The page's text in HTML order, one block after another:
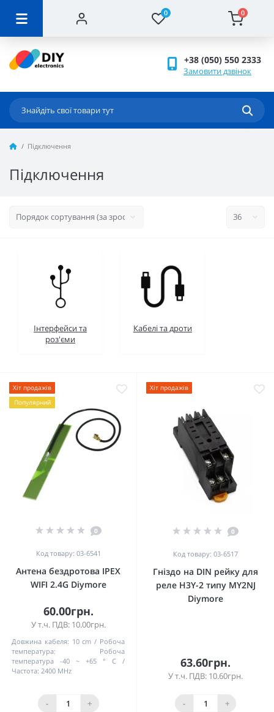
0 0
+38 (050) 550 2333
Замовити дзвінок
Підключення
Підключення
Інтерфейси та
роз'єми
Кабелі та дроти
Хіт продажів
Популярний
0
Код товару: 03-6541
Антена бездротова IPEX
WIFI 2.4G Diymore
60.00грн.
У т.ч. ПДВ: 10.00грн.
Довжина кабеля: 10 cm
Робоча
температура:
Робоча
температура -40 ~ +65 ° С
Частота: 2400 MHz
- +
Хіт продажів
0
Код товару: 03-6517
Гніздо на DIN рейку для
реле H3Y-2 типу MY2NJ
Diymore
63.60грн.
У т.ч. ПДВ: 10.60грн.
- +